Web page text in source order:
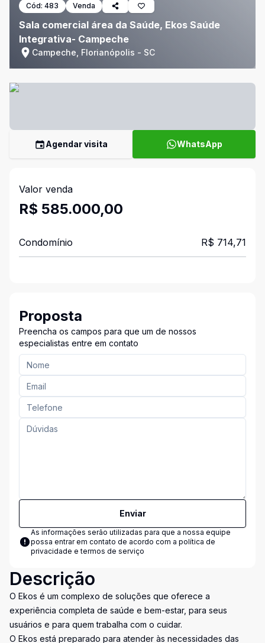
Cód: 483 Venda
Sala comercial área da Saúde, Ekos Saúde
Integrativa- Campeche
Campeche, Florianópolis - SC
Agendar visita WhatsApp
Valor venda
R$ 585.000,00
Condomínio R$ 714,71
Proposta
Preencha os campos para que um de nossos
especialistas entre em contato
Enviar
As informações serão utilizadas para que a nossa equipe
possa entrar em contato de acordo com a política de
privacidade e termos de serviço
Descrição
O Ekos é um complexo de soluções que oferece a
experiência completa de saúde e bem-estar, para seus
usuários e para quem trabalha com o cuidar.
O Ekos está preparado para atender às necessidades das